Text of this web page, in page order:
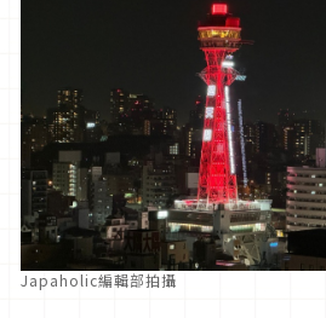
Japaholic編輯部拍攝